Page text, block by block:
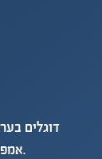
דוגלים
אמפתיה, בטחון, חדשנות, מקצועיות וזמינות.